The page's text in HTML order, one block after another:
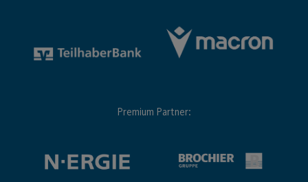
Premium Partner: